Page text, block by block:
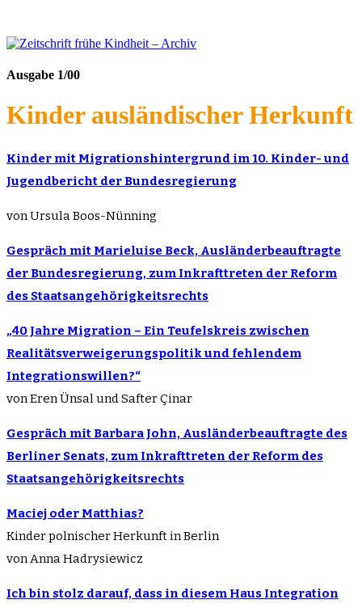
Ausgabe 1/00
Kinder ausländischer Herkunft
Kinder mit Migrationshintergrund im 10. Kinder- und
Jugendbericht der Bundesregierung
von Ursula Boos-Nünning
Gespräch mit Marieluise Beck, Ausländerbeauftragte
der Bundesregierung, zum Inkrafttreten der Reform
des Staatsangehörigkeitsrechts
„40 Jahre Migration – Ein Teufelskreis zwischen
Realitätsverweigerungspolitik und fehlendem
Integrationswillen?“
von Eren Ünsal und Safter Çinar
Gespräch mit Barbara John, Ausländerbeauftragte des
Berliner Senats, zum Inkrafttreten der Reform des
Staatsangehörigkeitsrechts
Maciej oder Matthias?
Kinder polnischer Herkunft in Berlin
von Anna Hadrysiewicz
Ich bin stolz darauf, dass in diesem Haus Integration